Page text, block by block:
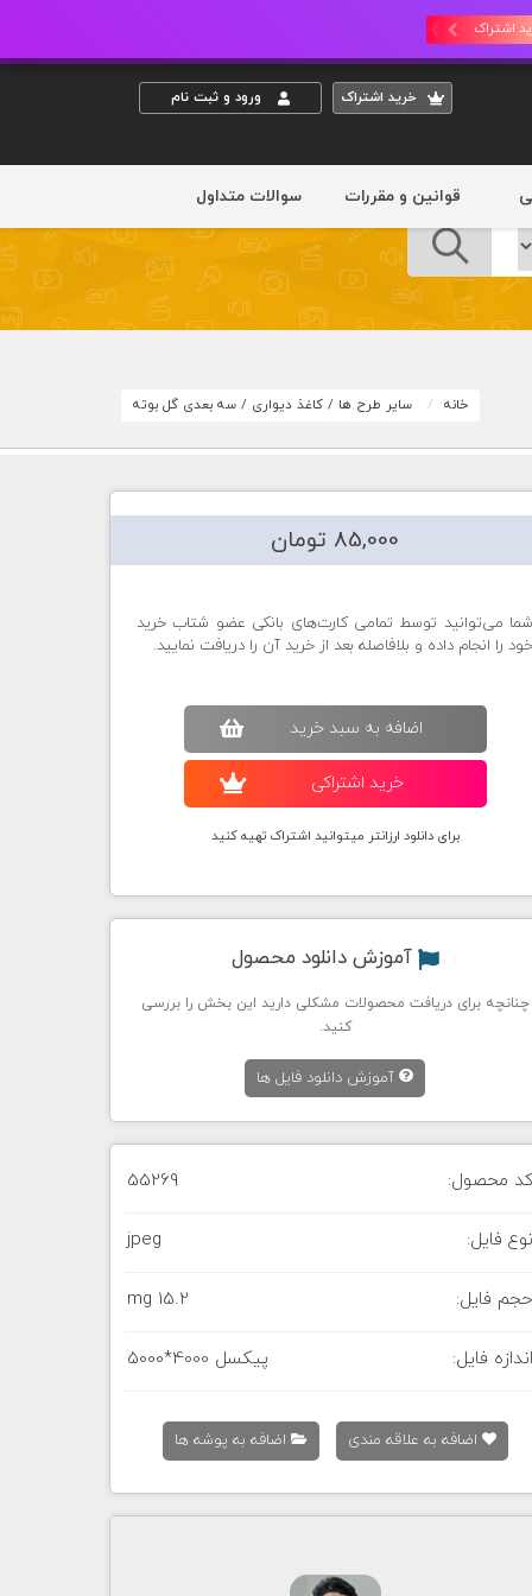
اشتراک
خريد اشتراک ورود و ثبت نام
قوانین و مقررات سوالات متداول
خانه سایر طرح ها / کاغذ دیواری / سه بعدی گل بوته
85,000 تومان
شما می‌توانید توسط تمامی کارت‌های بانکی عضو شتاب خرید
خود را انجام داده و بلافاصله بعد از خرید آن را دریافت نمایید.
اضافه به سبد خريد
خريد اشتراکی
برای دانلود ارزانتر میتوانید اشتراک تهیه کنید
آموزش دانلود محصول
چنانچه برای دریافت محصولات مشکلی دارید این بخش را بررسی
کنید.
آموزش دانلود فایل ها
کد محصول: 55269
نوع فایل: jpeg
حجم فایل: 15.2 mg
اندازه فایل: 5000*4000 پیکسل
اضافه به علاقه مندی اضافه به پوشه ها